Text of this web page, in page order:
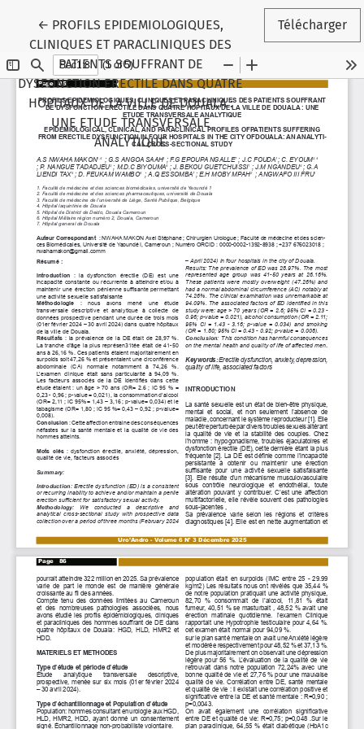
← Retourner aux informations sur l'article
PROFILS EPIDEMIOLOGIQUES,
CLINIQUES ET PARACLINIQUES DES
PATIENTS SOUFFRANT DE
DYSFONCTION ERECTILE DANS QUATRE
HOPITAUX DE LA VILLE DE DOUALA :
UNE ETUDE TRANSVERSALE
ANALYTIQUE
Télécharger